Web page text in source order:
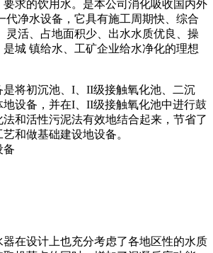
要求的饮用水。是本公司消化吸收国内外
代净水设备，它具有施工周期快、综合
灵活、占地面积少、出水水质优良、操
城 镇给水、工矿企业给水净化的理想
将初沉池、I、II级接触氧化池、二沉
设备，并在I、II级接触氧化池中进行鼓
和活性污泥法有效地结合起来，节省了
和做基础建设地设备。
在设计上也充分考虑了各地区性的水质